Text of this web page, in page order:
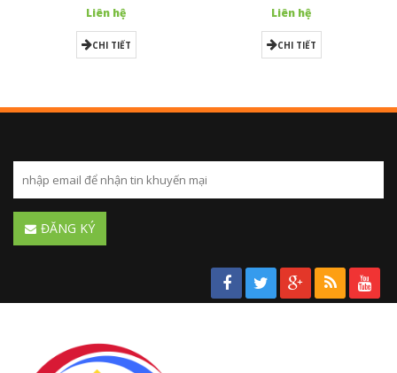
Liên hệ
CHI TIẾT
Liên hệ
CHI TIẾT
ĐĂNG KÝ